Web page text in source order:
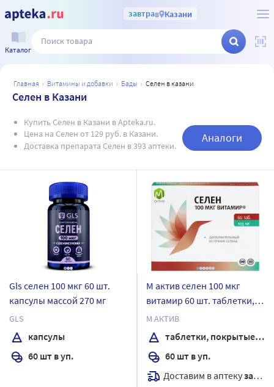
завтрав Казани
Каталог
главная витамины и добавки бады селен в казани
Селен в Казани
Купить Селен в Казани в Apteka.ru.
Цена на Селен от 129 руб. в Казани.
Доставка препарата Селен в 393 аптеки.
Аналоги
Gls селен 100 мкг 60 шт.
капсулы массой 270 мг
GLS
капсулы
60 шт в уп.
М актив селен 100 мкг
витамир 60 шт. таблетки,
покрытые оболочкой
массой 103 мг
М АКТИВ
таблетки, покрытые оболочкой
60 шт в уп.
Доставим в аптекузавтра